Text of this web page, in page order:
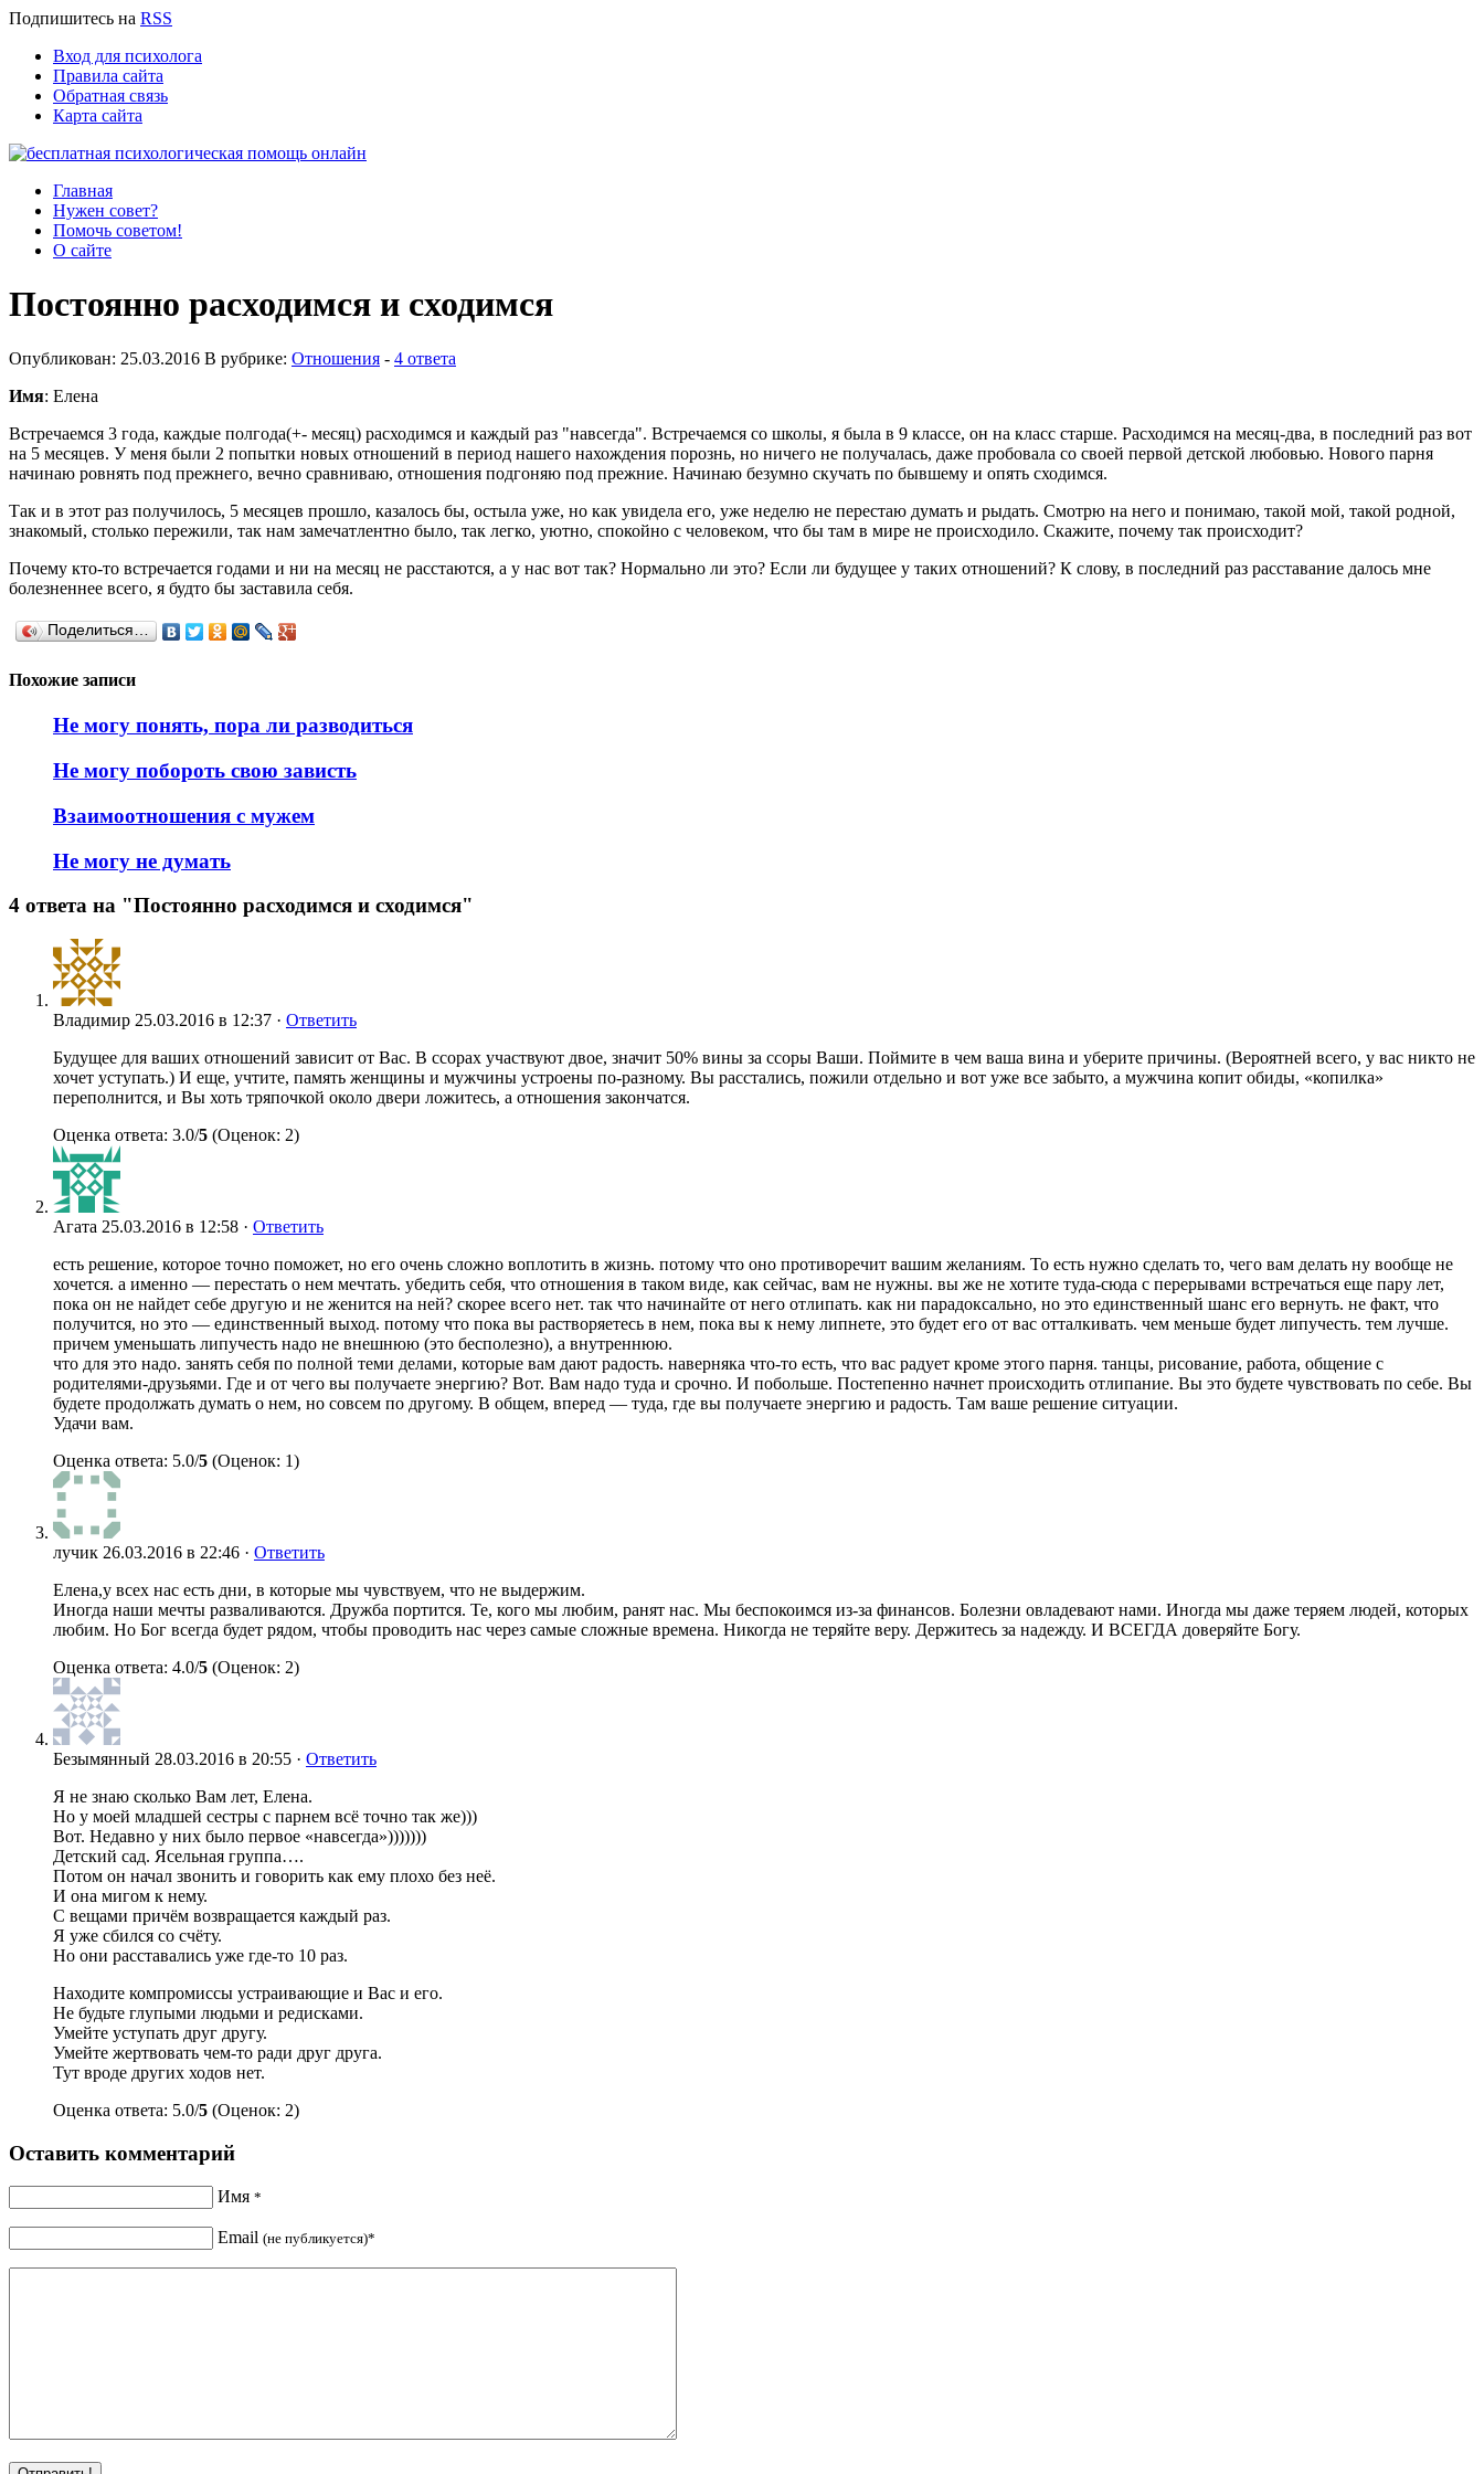
Подпишитесь на RSS
Вход для психолога
Правила сайта
Обратная связь
Карта сайта
Главная
Нужен совет?
Помочь советом!
О сайте
Постоянно расходимся и сходимся
Опубликован: 25.03.2016 В рубрике: Отношения - 4 ответа
Имя: Елена
Встречаемся 3 года, каждые полгода(+- месяц) расходимся и каждый раз "навсегда". Встречаемся со школы, я была в 9 классе, он на класс старше. Расходимся на месяц-два, в последний раз вот
на 5 месяцев. У меня были 2 попытки новых отношений в период нашего нахождения порознь, но ничего не получалась, даже пробовала со своей первой детской любовью. Нового парня
начинаю ровнять под прежнего, вечно сравниваю, отношения подгоняю под прежние. Начинаю безумно скучать по бывшему и опять сходимся.
Так и в этот раз получилось, 5 месяцев прошло, казалось бы, остыла уже, но как увидела его, уже неделю не перестаю думать и рыдать. Смотрю на него и понимаю, такой мой, такой родной,
знакомый, столько пережили, так нам замечатлентно было, так легко, уютно, спокойно с человеком, что бы там в мире не происходило. Скажите, почему так происходит?
Почему кто-то встречается годами и ни на месяц не расстаются, а у нас вот так? Нормально ли это? Если ли будущее у таких отношений? К слову, в последний раз расставание далось мне
болезненнее всего, я будто бы заставила себя.
Поделиться…
Похожие записи
Не могу понять, пора ли разводиться
Не могу побороть свою зависть
Взаимоотношения с мужем
Не могу не думать
4 ответа на "Постоянно расходимся и сходимся"
Владимир 25.03.2016 в 12:37 · Ответить
Будущее для ваших отношений зависит от Вас. В ссорах участвуют двое, значит 50% вины за ссоры Ваши. Поймите в чем ваша вина и уберите причины. (Вероятней всего, у вас никто не
хочет уступать.) И еще, учтите, память женщины и мужчины устроены по-разному. Вы расстались, пожили отдельно и вот уже все забыто, а мужчина копит обиды, «копилка»
переполнится, и Вы хоть тряпочкой около двери ложитесь, а отношения закончатся.
Оценка ответа: 3.0/5 (Оценок: 2)
Агата 25.03.2016 в 12:58 · Ответить
есть решение, которое точно поможет, но его очень сложно воплотить в жизнь. потому что оно противоречит вашим желаниям. То есть нужно сделать то, чего вам делать ну вообще не
хочется. а именно — перестать о нем мечтать. убедить себя, что отношения в таком виде, как сейчас, вам не нужны. вы же не хотите туда-сюда с перерывами встречаться еще пару лет,
пока он не найдет себе другую и не женится на ней? скорее всего нет. так что начинайте от него отлипать. как ни парадоксально, но это единственный шанс его вернуть. не факт, что
получится, но это — единственный выход. потому что пока вы растворяетесь в нем, пока вы к нему липнете, это будет его от вас отталкивать. чем меньше будет липучесть. тем лучше.
причем уменьшать липучесть надо не внешнюю (это бесполезно), а внутреннюю.
что для это надо. занять себя по полной теми делами, которые вам дают радость. наверняка что-то есть, что вас радует кроме этого парня. танцы, рисование, работа, общение с
родителями-друзьями. Где и от чего вы получаете энергию? Вот. Вам надо туда и срочно. И побольше. Постепенно начнет происходить отлипание. Вы это будете чувствовать по себе. Вы
будете продолжать думать о нем, но совсем по другому. В общем, вперед — туда, где вы получаете энергию и радость. Там ваше решение ситуации.
Удачи вам.
Оценка ответа: 5.0/5 (Оценок: 1)
лучик 26.03.2016 в 22:46 · Ответить
Елена,у всех нас есть дни, в которые мы чувствуем, что не выдержим.
Иногда наши мечты разваливаются. Дружба портится. Те, кого мы любим, ранят нас. Мы беспокоимся из-за финансов. Болезни овладевают нами. Иногда мы даже теряем людей, которых
любим. Но Бог всегда будет рядом, чтобы проводить нас через самые сложные времена. Никогда не теряйте веру. Держитесь за надежду. И ВСЕГДА доверяйте Богу.
Оценка ответа: 4.0/5 (Оценок: 2)
Безымянный 28.03.2016 в 20:55 · Ответить
Я не знаю сколько Вам лет, Елена.
Но у моей младшей сестры с парнем всё точно так же)))
Вот. Недавно у них было первое «навсегда»)))))))
Детский сад. Ясельная группа….
Потом он начал звонить и говорить как ему плохо без неё.
И она мигом к нему.
С вещами причём возвращается каждый раз.
Я уже сбился со счёту.
Но они расставались уже где-то 10 раз.
Находите компромиссы устраивающие и Вас и его.
Не будьте глупыми людьми и редисками.
Умейте уступать друг другу.
Умейте жертвовать чем-то ради друг друга.
Тут вроде других ходов нет.
Оценка ответа: 5.0/5 (Оценок: 2)
Оставить комментарий
Имя *
Email (не публикуется)*